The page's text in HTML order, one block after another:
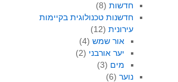
חדשות(8)
חדשנות טכנולוגית בקיימות
עירונית(12)
אור שמש (4)
יער אורבני (2)
מים (3)
נוער(6)